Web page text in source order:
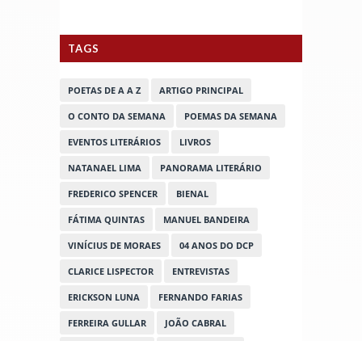
TAGS
POETAS DE A A Z ARTIGO PRINCIPAL
O CONTO DA SEMANA POEMAS DA SEMANA
EVENTOS LITERÁRIOS LIVROS
NATANAEL LIMA PANORAMA LITERÁRIO
FREDERICO SPENCER BIENAL
FÁTIMA QUINTAS MANUEL BANDEIRA
VINÍCIUS DE MORAES 04 ANOS DO DCP
CLARICE LISPECTOR ENTREVISTAS
ERICKSON LUNA FERNANDO FARIAS
FERREIRA GULLAR JOÃO CABRAL